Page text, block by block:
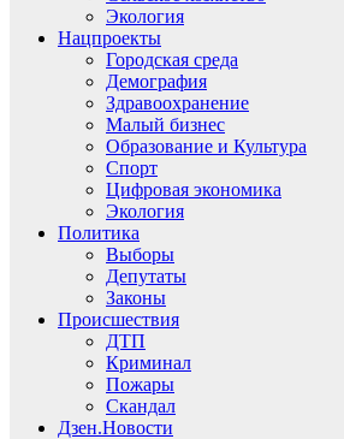
Экология
Нацпроекты
Городская среда
Демография
Здравоохранение
Малый бизнес
Образование и Культура
Спорт
Цифровая экономика
Экология
Политика
Выборы
Депутаты
Законы
Происшествия
ДТП
Криминал
Пожары
Скандал
Дзен.Новости